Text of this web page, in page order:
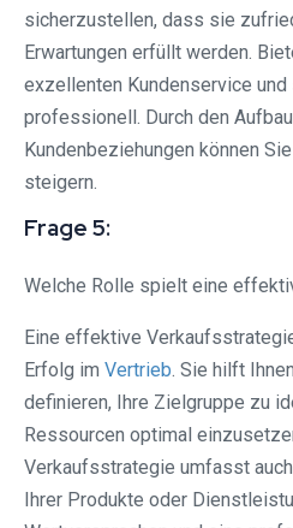
sicherzustellen, dass sie
Erwartungen erfüllt werden.
exzellenten Kundenservice
professionell. Durch den
Kundenbeziehungen können
steigern.
Frage 5:
Welche Rolle spielt eine
Eine effektive
Erfolg im Vertrieb. Sie hilft
definieren, Ihre Zielgruppe zu
Ressourcen optimal
Verkaufsstrategie umfasst
Ihrer Produkte oder